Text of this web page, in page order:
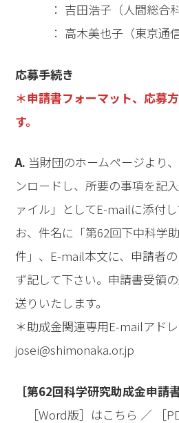
： 吉田浩子（人間総合科
： 高木美也子（東京通信
応募手続き
＊申請書フォーマット、応募
す。
A. 当財団のホームページより
ンロードし、所要の事項を記
ァイル」としてE-mailに添付
お、件名に「第62回下中科学
件」、E-mail本文に、申請者
ず記して下さい。申請書受領
送りいたします。
＊助成金関連専用E-mailアドレ
josei@shimonaka.or.jp
［第62回科学研究助成金申請書
［Word版］はこちら ／ ［